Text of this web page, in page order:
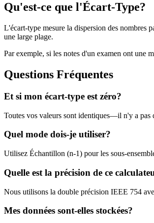
Qu'est-ce que l'Écart-Type?
L'écart-type mesure la dispersion des nombres
une large plage.
Par exemple, si les notes d'un examen ont une
Questions Fréquentes
Et si mon écart-type est zéro?
Toutes vos valeurs sont identiques—il n'y a pas
Quel mode dois-je utiliser?
Utilisez Échantillon (n-1) pour les sous-
Quelle est la précision de ce
Nous utilisons la double précision IEEE 754
Mes données sont-elles stockées?